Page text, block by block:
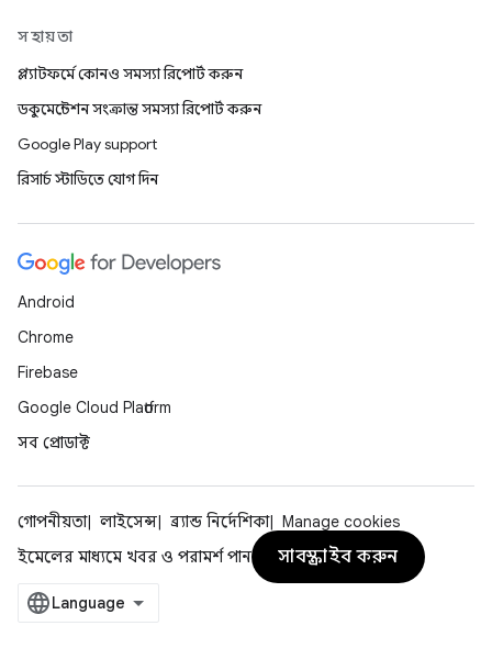
সহায়তা
প্ল্যাটফর্মে কোনও সমস্যা রিপোর্ট করুন
ডকুমেন্টেশন সংক্রান্ত সমস্যা রিপোর্ট করুন
Google Play support
রিসার্চ স্টাডিতে যোগ দিন
Android
Chrome
Firebase
Google Cloud Platform
সব প্রোডাক্ট
গোপনীয়তা লাইসেন্স ব্র্যান্ড নির্দেশিকা
Manage cookies
ইমেলের মাধ্যমে খবর ও পরামর্শ পান
সাবস্ক্রাইব করুন